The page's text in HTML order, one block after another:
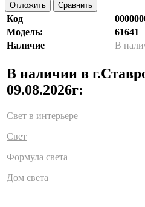
Отложить
Сравнить
Код
Модель:
61641
Наличие
В
В наличии в
09.08.2026г:
Свет в интерьере
Свет
Формула света
Дом света